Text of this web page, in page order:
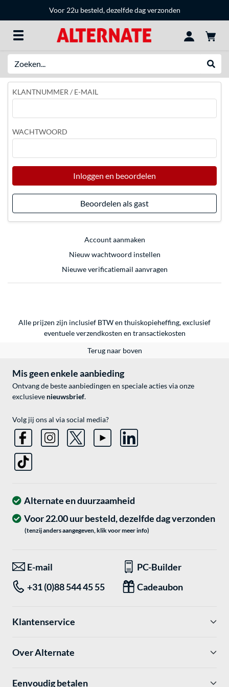
Voor 22u besteld, dezelfde dag verzonden
KLANTNUMMER / E-MAIL
WACHTWOORD
Inloggen en beoordelen
Beoordelen als gast
Account aanmaken
Nieuw wachtwoord instellen
Nieuwe verificatiemail aanvragen
Alle prijzen zijn inclusief BTW en thuiskopieheffing, exclusief
eventueleverzendkosten en transactiekosten
Terug naar boven
Mis geen enkele aanbieding
Ontvang de beste aanbiedingen en speciale acties via onze
exclusieve nieuwsbrief.
Volg jij ons al via social media?
Alternate en duurzaamheid
Voor 22.00 uur besteld, dezelfde dag verzonden
(tenzij anders aangegeven, klik voor meer info)
E-mail
PC-Builder
+31 (0)88 544 45 55
Cadeaubon
Klantenservice
Over Alternate
Eenvoudig betalen